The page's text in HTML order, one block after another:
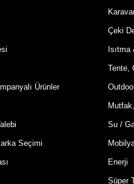
Ürünler
Seçimi
Çeki
Tente,
Su /
Enerji
Süper